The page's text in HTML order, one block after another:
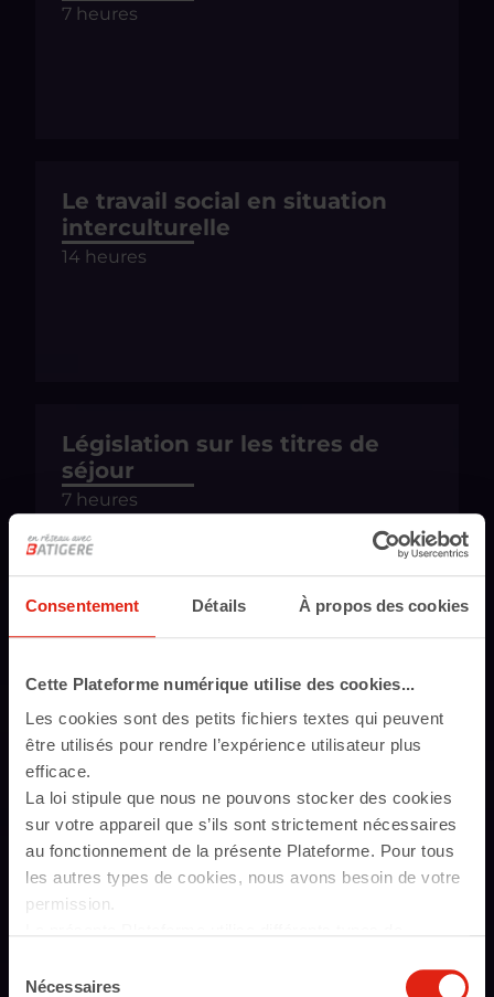
Consentement Détails À propos des cookies
Cette Plateforme numérique utilise des cookies...
Les cookies sont des petits fichiers textes qui peuvent
être utilisés pour rendre l’expérience utilisateur plus
efficace.
La loi stipule que nous ne pouvons stocker des cookies
sur votre appareil que s’ils sont strictement nécessaires
au fonctionnement de la présente Plateforme. Pour tous
les autres types de cookies, nous avons besoin de votre
permission.
tiers qui apparaissent sur nos pages. À tout moment,
Nécessaires
7 heures
Le travail social en situation
interculturelle
14 heures
Législation sur les titres de
séjour
7 heures
Les Afghans : un peuple au
destin mouvementé
14 heures